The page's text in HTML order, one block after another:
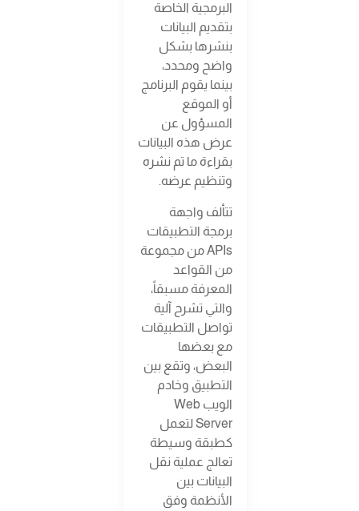
البرمجية الخاصة
بتقديم البيانات
بنشرها بشكل
واضح ومحدد،
بينما يقوم البرنامج
أو الموقع
المسؤول عن
عرض هذه البيانات
بقراءة ما تم نشره
وتنظيم عرضه.
تتألف واجهة
برمجة التطبيقات
APIs من مجموعة
من القواعد
المعرفة مسبقاً،
والتي تشرح آلية
تواصل التطبيقات
مع بعضها
البعض، وتقع بين
التطبيق وخادم
الويب Web
Server لتعمل
كطبقة وسيطة
تعالج عملية نقل
البيانات بين
الأنظمة وفق